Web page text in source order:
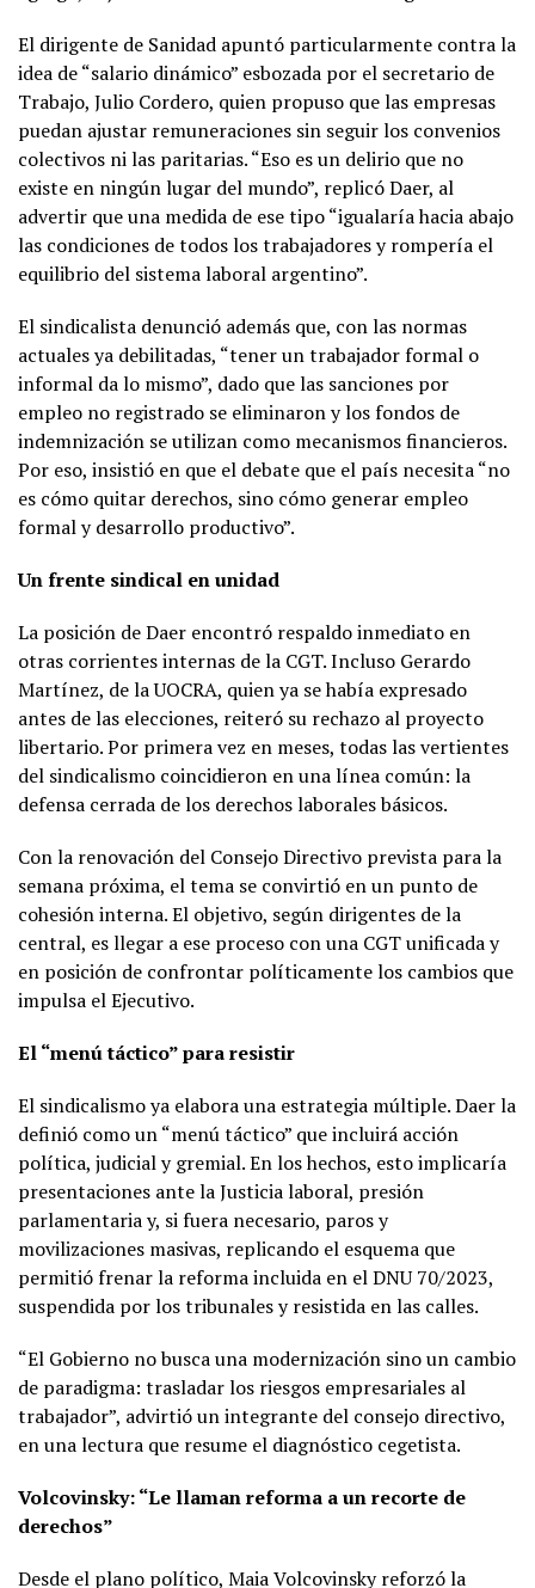
El dirigente de Sanidad apuntó particularmente contra la
idea de “salario dinámico” esbozada por el secretario de
Trabajo, Julio Cordero, quien propuso que las empresas
puedan ajustar remuneraciones sin seguir los convenios
colectivos ni las paritarias. “Eso es un delirio que no
existe en ningún lugar del mundo”, replicó Daer, al
advertir que una medida de ese tipo “igualaría hacia abajo
las condiciones de todos los trabajadores y rompería el
equilibrio del sistema laboral argentino”.
El sindicalista denunció además que, con las normas
actuales ya debilitadas, “tener un trabajador formal o
informal da lo mismo”, dado que las sanciones por
empleo no registrado se eliminaron y los fondos de
indemnización se utilizan como mecanismos financieros.
Por eso, insistió en que el debate que el país necesita “no
es cómo quitar derechos, sino cómo generar empleo
formal y desarrollo productivo”.
Un frente sindical en unidad
La posición de Daer encontró respaldo inmediato en
otras corrientes internas de la CGT. Incluso Gerardo
Martínez, de la UOCRA, quien ya se había expresado
antes de las elecciones, reiteró su rechazo al proyecto
libertario. Por primera vez en meses, todas las vertientes
del sindicalismo coincidieron en una línea común: la
defensa cerrada de los derechos laborales básicos.
Con la renovación del Consejo Directivo prevista para la
semana próxima, el tema se convirtió en un punto de
cohesión interna. El objetivo, según dirigentes de la
central, es llegar a ese proceso con una CGT unificada y
en posición de confrontar políticamente los cambios que
impulsa el Ejecutivo.
El “menú táctico” para resistir
El sindicalismo ya elabora una estrategia múltiple. Daer la
definió como un “menú táctico” que incluirá acción
política, judicial y gremial. En los hechos, esto implicaría
presentaciones ante la Justicia laboral, presión
parlamentaria y, si fuera necesario, paros y
movilizaciones masivas, replicando el esquema que
permitió frenar la reforma incluida en el DNU 70/2023,
suspendida por los tribunales y resistida en las calles.
“El Gobierno no busca una modernización sino un cambio
de paradigma: trasladar los riesgos empresariales al
trabajador”, advirtió un integrante del consejo directivo,
en una lectura que resume el diagnóstico cegetista.
Volcovinsky: “Le llaman reforma a un recorte de
derechos”
Desde el plano político, Maia Volcovinsky reforzó la